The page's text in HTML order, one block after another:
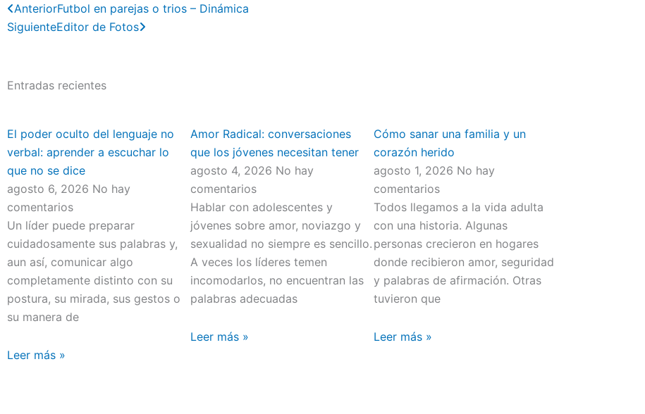
Previo
AnteriorFutbol en parejas o trios – Dinámica
SiguienteEditor de Fotos
Next
Entradas recientes
El poder oculto del lenguaje no
verbal: aprender a escuchar lo
que no se dice
agosto 6, 2026 No hay
comentarios
Un líder puede preparar
cuidadosamente sus palabras y,
aun así, comunicar algo
completamente distinto con su
postura, su mirada, sus gestos o
su manera de
Leer más »
Amor Radical: conversaciones
que los jóvenes necesitan tener
agosto 4, 2026 No hay
comentarios
Hablar con adolescentes y
jóvenes sobre amor, noviazgo y
sexualidad no siempre es sencillo.
A veces los líderes temen
incomodarlos, no encuentran las
palabras adecuadas
Leer más »
Cómo sanar una familia y un
corazón herido
agosto 1, 2026 No hay
comentarios
Todos llegamos a la vida adulta
con una historia. Algunas
personas crecieron en hogares
donde recibieron amor, seguridad
y palabras de afirmación. Otras
tuvieron que
Leer más »